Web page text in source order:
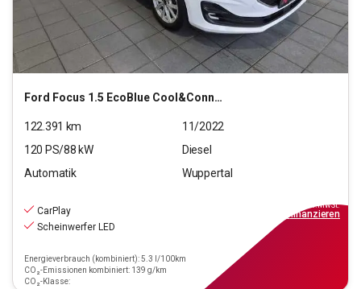
Ford Focus 1.5 EcoBlue Cool&Connect S/S (EURO 6d)
122.391 km
11/2022
120 PS/88 kW
Diesel
Automatik
Wuppertal
CarPlay
Scheinwerfer LED
Energieverbrauch (kombiniert): 5.3 l/100km
CO₂-Emissionen kombiniert: 139 g/km
CO₂-Klasse:
inkl.MwSt.
finanzieren